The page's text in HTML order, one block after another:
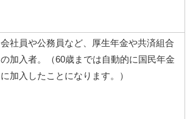
会社員や公務員など、厚生年金や共済組合
の加入者。（60歳までは自動的に国民年金
に加入したことになります。）